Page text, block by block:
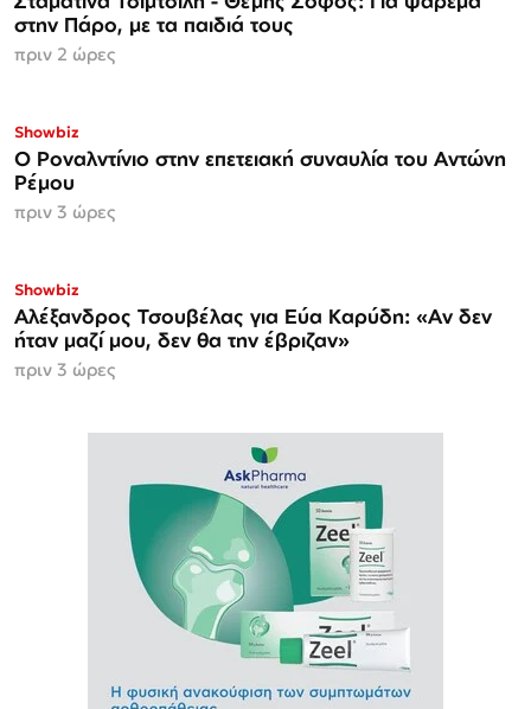
στην Πάρο, με τα παιδιά τους
πριν 2 ώρες
Showbiz
Ο Ροναλντίνιο στην επετειακή συναυλία του Αντώνη
Ρέμου
πριν 3 ώρες
Showbiz
Αλέξανδρος Τσουβέλας για Εύα Καρύδη: «Αν δεν
ήταν μαζί μου, δεν θα την έβριζαν»
πριν 3 ώρες